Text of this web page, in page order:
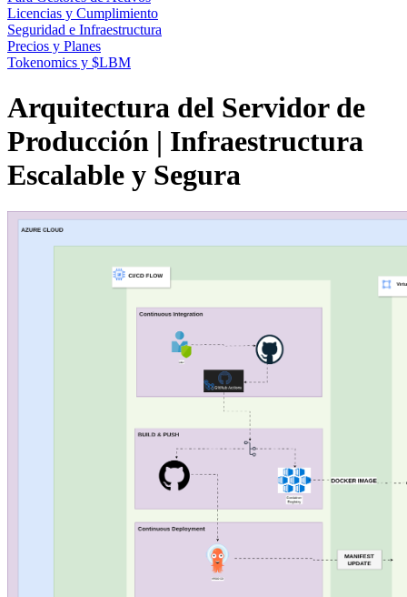
Licencias y Cumplimiento
Seguridad e Infraestructura
Precios y Planes
Tokenomics y $LBM
Arquitectura del Servidor de
Producción | Infraestructura
Escalable y Segura